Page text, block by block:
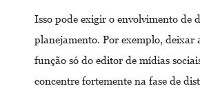
Isso pode exigir o envolvimento de
planejamento. Por exemplo,
função só do editor de mídias
concentre fortemente na fase de